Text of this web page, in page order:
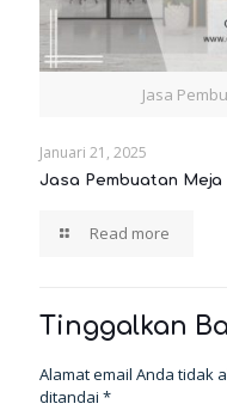
Jasa
Januari 21, 2025
Jasa Pembuatan Meja
Read more
Tinggalkan
Alamat email Anda tidak
ditandai *